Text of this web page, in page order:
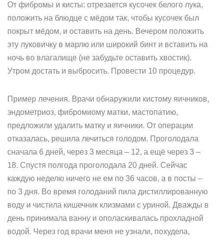
От фибромы и кисты: отрезается кусочек белого лука,
положить на блюдце с мёдом так, чтобы кусочек был
покрыт мёдом, и оставить на день. Вечером положить
эту луковичку в марлю или широкий бинт и вставить на
ночь во влагалище (не забудьте оставить хвостик).
Утром достать и выбросить. Провести 10 процедур.
Пример лечения. Врачи обнаружили кистому яичников,
эндометриоз, фибромиому матки, мастопатию,
предложили удалить матку и яичники. От операции
отказалась, решила лечиться голодом. Проголодала
сначала 6 дней, через 3 месяца – 12, а ещё через 3 –
18. Спустя полгода проголодала 20 дней. Сейчас
каждую неделю ничего не ем по 36 часов, а в посты –
по 3 дня. Во время голоданий пила дистиллированную
воду и чистила кишечник клизмами с уриной. Дважды в
день принимала ванну и ополаскивалась прохладной
водой. Через год врачи меня не узнали, похудела,